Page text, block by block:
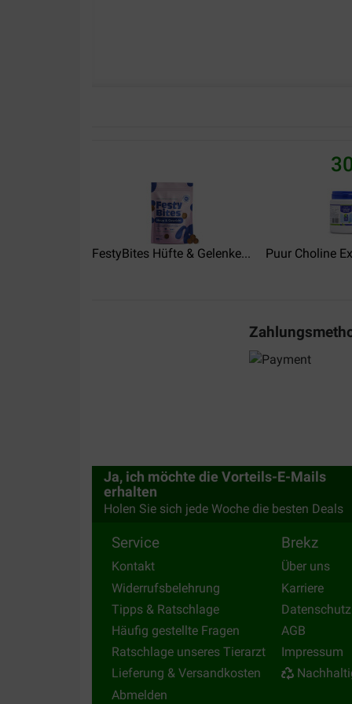
FestyBites Hüfte & Gelenke... Puur Choline
Ja, ich möchte die Vorteils-E-Mails
erhalten
Holen Sie sich jede Woche die besten Deals
Service
Kontakt
Widerrufsbelehrung
Tipps & Ratschlage
Häufig gestellte Fragen
Ratschlage unseres Tierarzt
Lieferung & Versandkosten
Abmelden
Brekz
Über uns
Karriere
Datenschutz
AGB
Impressum